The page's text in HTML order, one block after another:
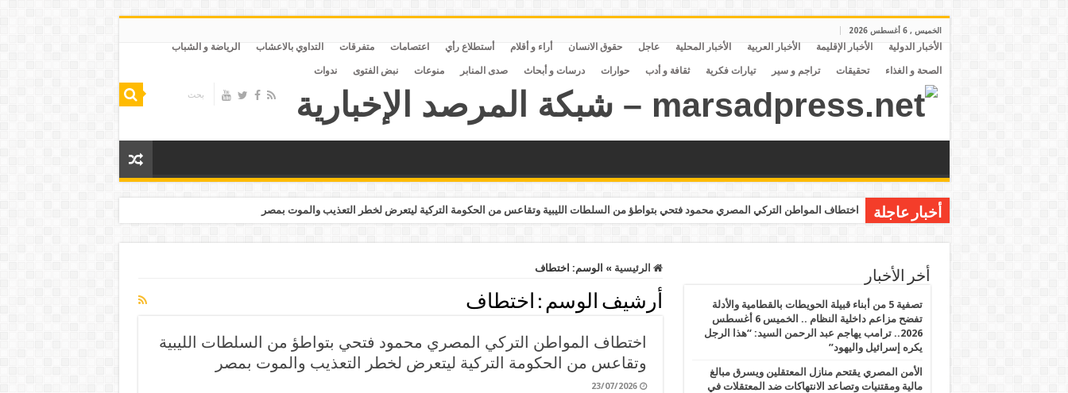
الخميس , 6 أغسطس 2026
الأخبار الدولية الأخبار الإقليمة الأخبار العربية الأخبار المحلية عاجل حقوق الانسان أراء و أقلام أستطلاع رأي اعتصامات متفرقات التداوي بالاعشاب الرياضة و الشباب
الصحة و الغذاء تحقيقات تراجم و سير تيارات فكرية ثقافة و أدب حوارات درسات و أبحاث صدى المنابر منوعات نبض الفتوى ندوات
أخبار عاجلة اختطاف المواطن التركي المصري محمود فتحي بتواطؤ من السلطات الليبية وتقاعس من الحكومة التركية ليتعرض لخطر التعذيب والموت بمصر
الرئيسية » الوسم: اختطاف
أرشيف الوسم : اختطاف
اختطاف المواطن التركي المصري محمود فتحي بتواطؤ من السلطات الليبية
وتقاعس من الحكومة التركية ليتعرض لخطر التعذيب والموت بمصر
23/07/2026
أخر الأخبار
تصفية 5 من أبناء قبيلة الحويطات بالقطامية والأدلة
تفضح مزاعم داخلية النظام .. الخميس 6 أغسطس
2026.. ترامب يهاجم عبد الرحمن السيد: “هذا الرجل
يكره إسرائيل واليهود”
الأمن المصري يقتحم منازل المعتقلين ويسرق مبالغ
مالية ومقتنيات وتصاعد الانتهاكات ضد المعتقلات في